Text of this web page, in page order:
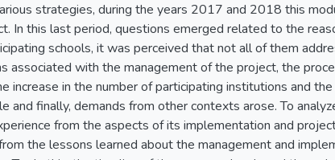
strategies, during the years 2017 and 2018 this
In this last period, questions emerged related to the
schools, it was perceived that not all of them
associated with the management of the project, the
increase in the number of participating institutions and
and finally, demands from other contexts arose. To
from the aspects of its implementation and
the lessons learned about the management and